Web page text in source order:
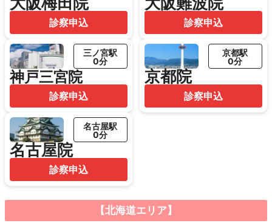
診察申込 診察申込
神戸三宮院
三ノ宮駅
0分
診察申込
京都院
京都駅
0分
診察申込
名古屋院
名古屋駅
0分
診察申込
【北海道エリア】